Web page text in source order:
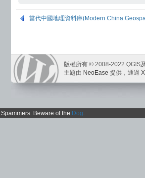
當代中國地理資料庫(Modern China
版權所有 © 2008-2022 QGIS
主題由 NeoEase 提供，通過
Spammers: Beware of the Dog